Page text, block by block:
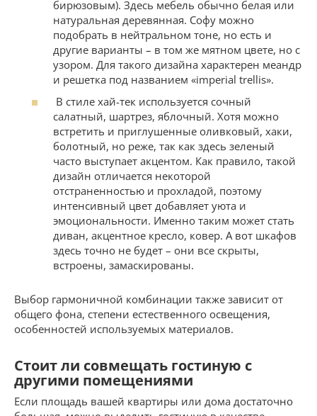
бирюзовым). Здесь мебель обычно белая или
натуральная деревянная. Софу можно
подобрать в нейтральном тоне, но есть и
другие варианты – в том же мятном цвете, но с
узором. Для такого дизайна характерен меандр
и решетка под названием «imperial trellis».
В стиле хай-тек используется сочный
салатный, шартрез, яблочный. Хотя можно
встретить и приглушенные оливковый, хаки,
болотный, но реже, так как здесь зеленый
часто выступает акцентом. Как правило, такой
дизайн отличается некоторой
отстраненностью и прохладой, поэтому
интенсивный цвет добавляет уюта и
эмоциональности. Именно таким может стать
диван, акцентное кресло, ковер. А вот шкафов
здесь точно не будет – они все скрыты,
встроены, замаскированы.
Выбор гармоничной комбинации также зависит от
общего фона, степени естественного освещения,
особенностей используемых материалов.
Стоит ли совмещать гостиную с
другими помещениями
Если площадь вашей квартиры или дома достаточно